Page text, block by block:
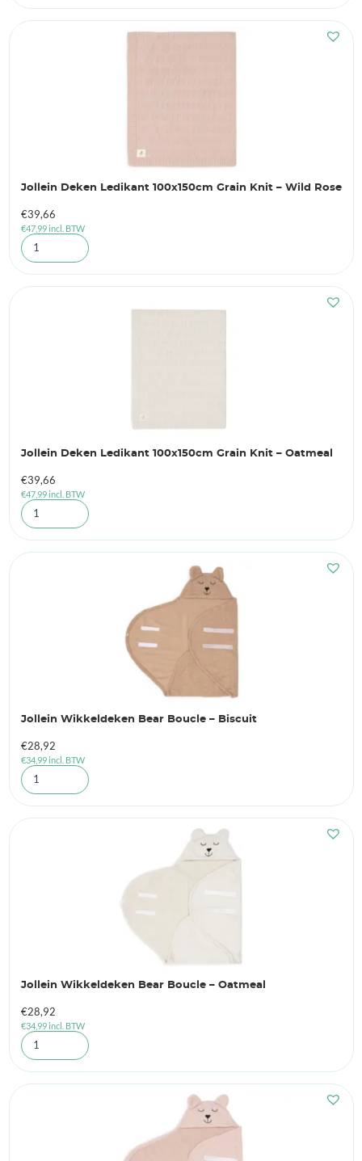
Jollein Deken Ledikant 100x150cm Grain Knit – Wild Rose
€39,66
€47,99incl. BTW
Jollein Deken Ledikant 100x150cm Grain Knit – Oatmeal
€39,66
€47,99incl. BTW
Jollein Wikkeldeken Bear Boucle – Biscuit
€28,92
€34,99incl. BTW
Jollein Wikkeldeken Bear Boucle – Oatmeal
€28,92
€34,99incl. BTW